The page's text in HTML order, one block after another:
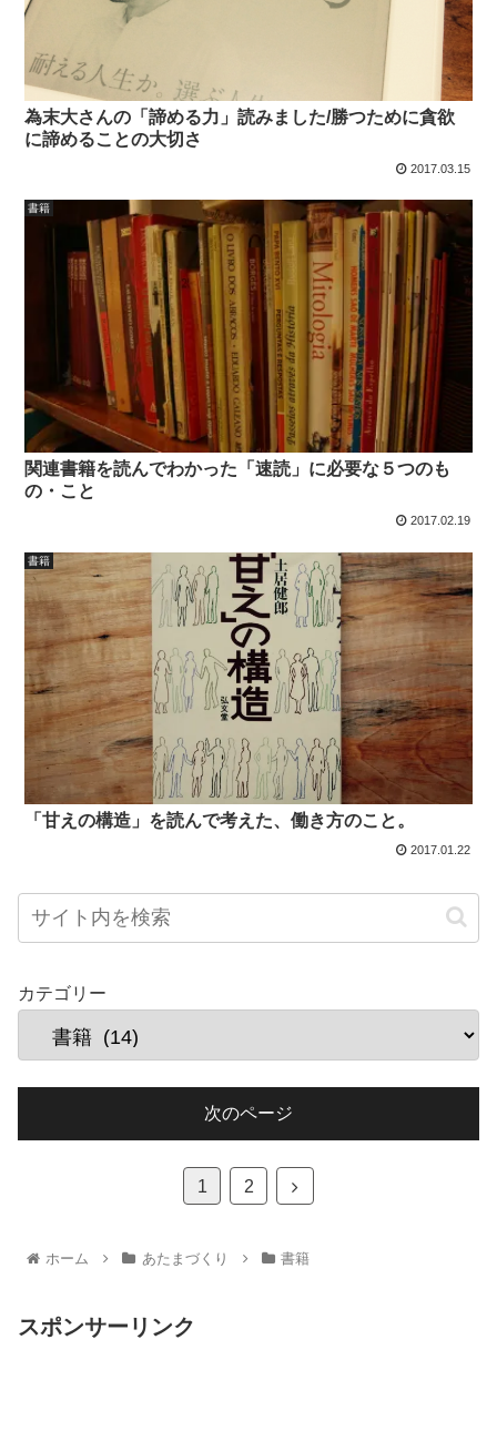
為末大さんの「諦める力」読みました/勝つために貪欲
に諦めることの大切さ
2017.03.15
書籍
関連書籍を読んでわかった「速読」に必要な５つのも
の・こと
2017.02.19
書籍
「甘えの構造」を読んで考えた、働き方のこと。
2017.01.22
カテゴリー
次のページ
1 2
ホーム あたまづくり 書籍
スポンサーリンク